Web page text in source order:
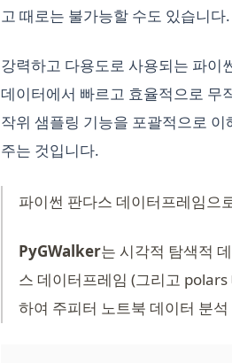
고 때로는 불가능할 수도 있습니
강력하고 다용도로 사용되는 파
데이터에서 빠르고 효율적으로 무
작위 샘플링 기능을 포괄적으로
주는 것입니다.
파이썬 판다스 데이터프레임으
PyGWalker는 시각적 탐색적
스 데이터프레임 (그리고
하여 주피터 노트북 데이터 분